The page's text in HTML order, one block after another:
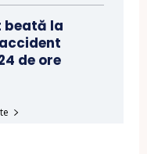
beată la
de ore